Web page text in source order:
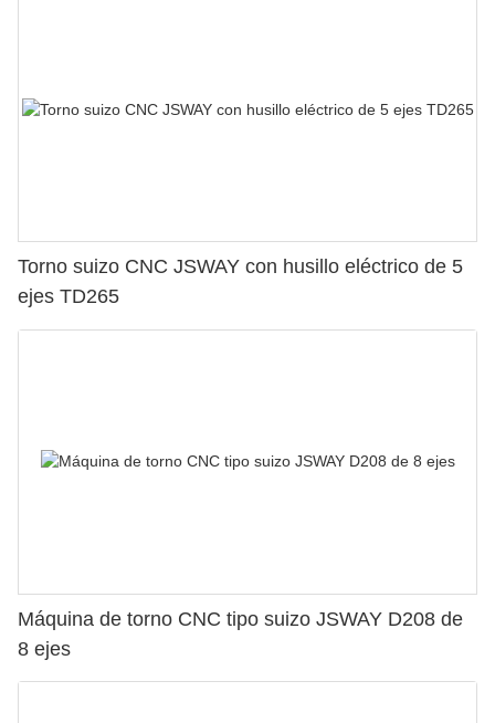
Torno suizo CNC JSWAY con husillo eléctrico de 5
ejes TD265
Máquina de torno CNC tipo suizo JSWAY D208 de
8 ejes